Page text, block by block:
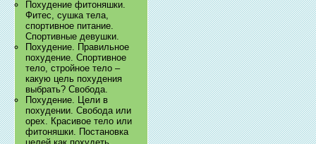
Похудение фитоняшки.
Фитес, сушка тела,
спортивное питание.
Спортивные девушки.
Похудение. Правильное
похудение. Спортивное
тело, стройное тело –
какую цель похудения
выбрать? Свобода.
Похудение. Цели в
похудении. Свобода или
орех. Красивое тело или
фитоняшки. Постановка